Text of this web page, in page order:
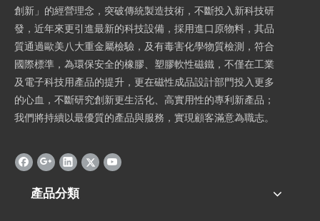
創新」的經營理念，突破傳統製造技術，不斷投入新科技研
發，近年來更引進最新的科技設備，採用進口原物料，其品
質通過歐美八大重金屬檢驗，及有毒害化學物質檢測，符合
國際標準，為環保安全的橡膠、塑膠軟性磁鐵，不僅在工業
及電子科技用產品的提升，更在磁性成品設計部門投入更多
的心血，不斷研究創新更生活化、高實用性的專利新產品；
我們將持續以最優質的產品與服務，實現顧客滿意為職志。
產品分類